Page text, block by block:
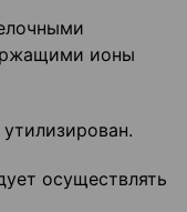
ионы
осуществлять